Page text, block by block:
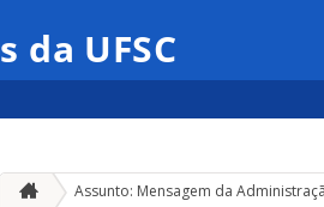
da UFSC
Assunto: Mensagem da